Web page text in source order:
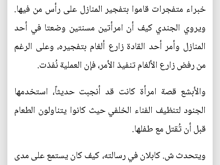
خبراء متفجرات قاموا بتفجير المنازل على رأس من فيها.
ويروي الجندي كيف أن امرأتين مسنتين وضعتا في أحد
المنازل وأمر أحد القادة زارع ألغام بتفجيره، وعلى الرغم
من رفض زارع الألغام تنفيذ الأمر، فإن العملية نُفذت.
والأبشع قصة امرأة كانت قد أنجبت حديثاً، استخدمها
الجنود لتنظيف الفناء الخلفي حيث كانوا يتناولون الطعام
قبل أن تُقتل مع طفلها.
ويتحدث ش. كابلان في رسالته، كيف كان يستمع على مدى